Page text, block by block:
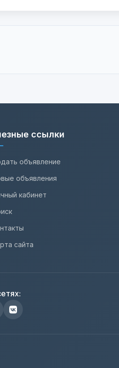
ссылки
объявление
объявления
кабинет
сайта